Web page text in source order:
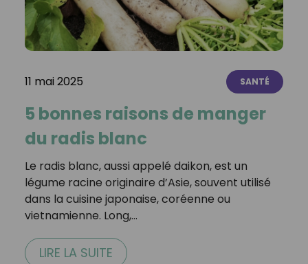
11 mai 2025 SANTÉ
5 bonnes raisons de manger
du radis blanc
Le radis blanc, aussi appelé daikon, est un
légume racine originaire d’Asie, souvent utilisé
dans la cuisine japonaise, coréenne ou
vietnamienne. Long,…
LIRE LA SUITE